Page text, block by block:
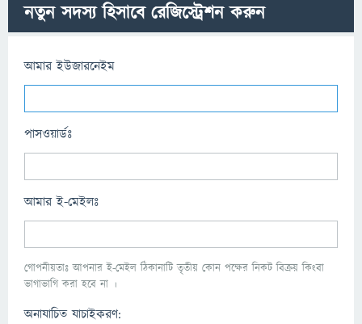
নতুন সদস্য হিসাবে রেজিস্ট্রেশন করুন
আমার ইউজারনেইম
পাসওয়ার্ডঃ
আমার ই-মেইলঃ
গোপনীয়তাঃ আপনার ই-মেইল ঠিকানাটি তৃতীয় কোন পক্ষের নিকট বিক্রয় কিংবা
ভাগাভাগি করা হবে না ।
অনাযাচিত যাচাইকরণ: